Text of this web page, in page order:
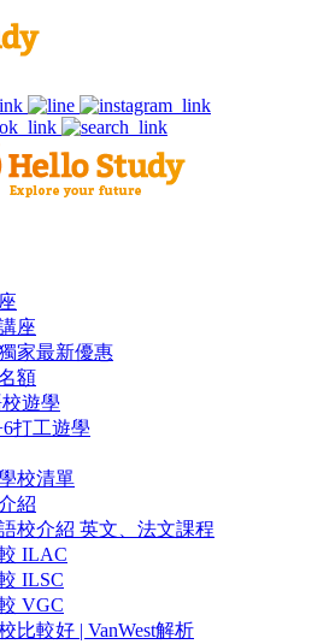
座
家最新優惠
額
遊學
打工遊學
校清單
紹
校介紹 英文、法文課程
ILAC
ILSC
VGC
比較好 | VanWest解析